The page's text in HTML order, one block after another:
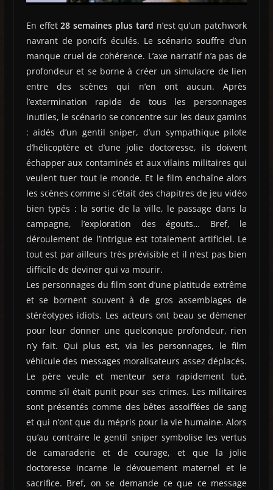
En effet28 semaines plus tard n’est qu’un patchwork
navrant de poncifs éculés. Le scénario souffre d’un
manque cruel de cohérence. L’axe narratif n’a pas de
profondeur et se borne à créer un simulacre de lien
entre des scènes qui n’en ont aucun. Après
l’extermination rapide de tous les personnages
inutiles, le scénario se concentre sur les deux gamins
: aidés d’un gentil sniper, d’un sympathique pilote
d’hélicoptère et d’une jolie doctoresse, ils doivent
échapper aux contaminés et aux vilains militaires qui
veulent tuer tout le monde. Et le film enchaîne alors
les scènes comme si c’était des chapitres de jeu vidéo
bien typés : la sortie de la ville, le passage dans la
campagne, l’exploration des égouts… Bref, le
déroulement de l’intrigue est totalement artificiel. Le
tout est par ailleurs très prévisible et il n’est pas bien
difficile de deviner qui va mourir.
Les personnages du film sont d’une platitude extrême
et se bornent souvent à de gros assemblages de
stéréotypes idiots. Les acteurs ont beau se démener
pour leur donner une quelconque profondeur, rien
n’y fait. Qui plus est, via les personnages, le film
véhicule des messages moralisateurs assez déplacés.
Le père veule et menteur sera rapidement tué,
comme s’il était punit pour ses crimes. Les militaires
sont présentés comme des bêtes assoiffées de sang
et qui n’ont que du mépris pour la vie humaine. Alors
qu’au contraire le gentil sniper symbolise les vertus
de camaraderie et de courage, et que la jolie
doctoresse incarne le dévouement maternel et le
sacrifice. Bref, on se demande ce que ce message